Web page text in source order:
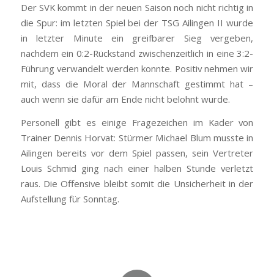
Der SVK kommt in der neuen Saison noch nicht richtig in
die Spur: im letzten Spiel bei der TSG Ailingen II wurde
in letzter Minute ein greifbarer Sieg vergeben,
nachdem ein 0:2-Rückstand zwischenzeitlich in eine 3:2-
Führung verwandelt werden konnte. Positiv nehmen wir
mit, dass die Moral der Mannschaft gestimmt hat –
auch wenn sie dafür am Ende nicht belohnt wurde.
Personell gibt es einige Fragezeichen im Kader von
Trainer Dennis Horvat: Stürmer Michael Blum musste in
Ailingen bereits vor dem Spiel passen, sein Vertreter
Louis Schmid ging nach einer halben Stunde verletzt
raus. Die Offensive bleibt somit die Unsicherheit in der
Aufstellung für Sonntag.